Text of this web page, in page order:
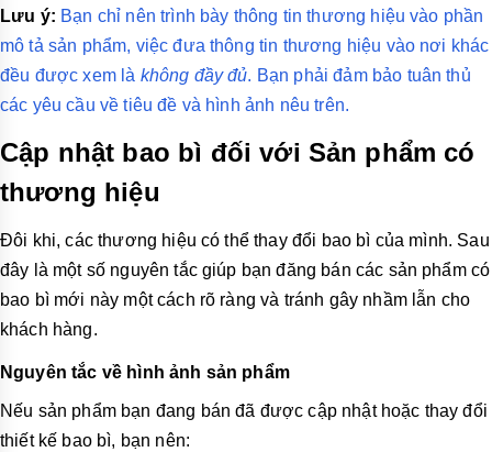
Lưu ý: Bạn chỉ nên trình bày thông tin thương hiệu vào phần
mô tả sản phẩm, việc đưa thông tin thương hiệu vào nơi khác
đều được xem là không đầy đủ. Bạn phải đảm bảo tuân thủ
các yêu cầu về tiêu đề và hình ảnh nêu trên.
Cập nhật bao bì đối với Sản phẩm có
thương hiệu
Đôi khi, các thương hiệu có thể thay đổi bao bì của mình. Sau
đây là một số nguyên tắc giúp bạn đăng bán các sản phẩm có
bao bì mới này một cách rõ ràng và tránh gây nhầm lẫn cho
khách hàng.
Nguyên tắc về hình ảnh sản phẩm
Nếu sản phẩm bạn đang bán đã được cập nhật hoặc thay đổi
thiết kế bao bì, bạn nên: